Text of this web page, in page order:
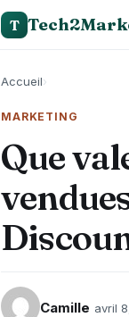
T
Accueil›
MARKETING
Que
Camille avril